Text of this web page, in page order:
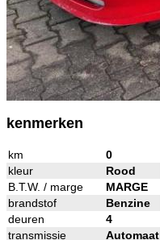
kenmerken
km
0
kleur
Rood
B.T.W. / marge
MARGE
brandstof
Benzine
deuren
4
transmissie
Automaat